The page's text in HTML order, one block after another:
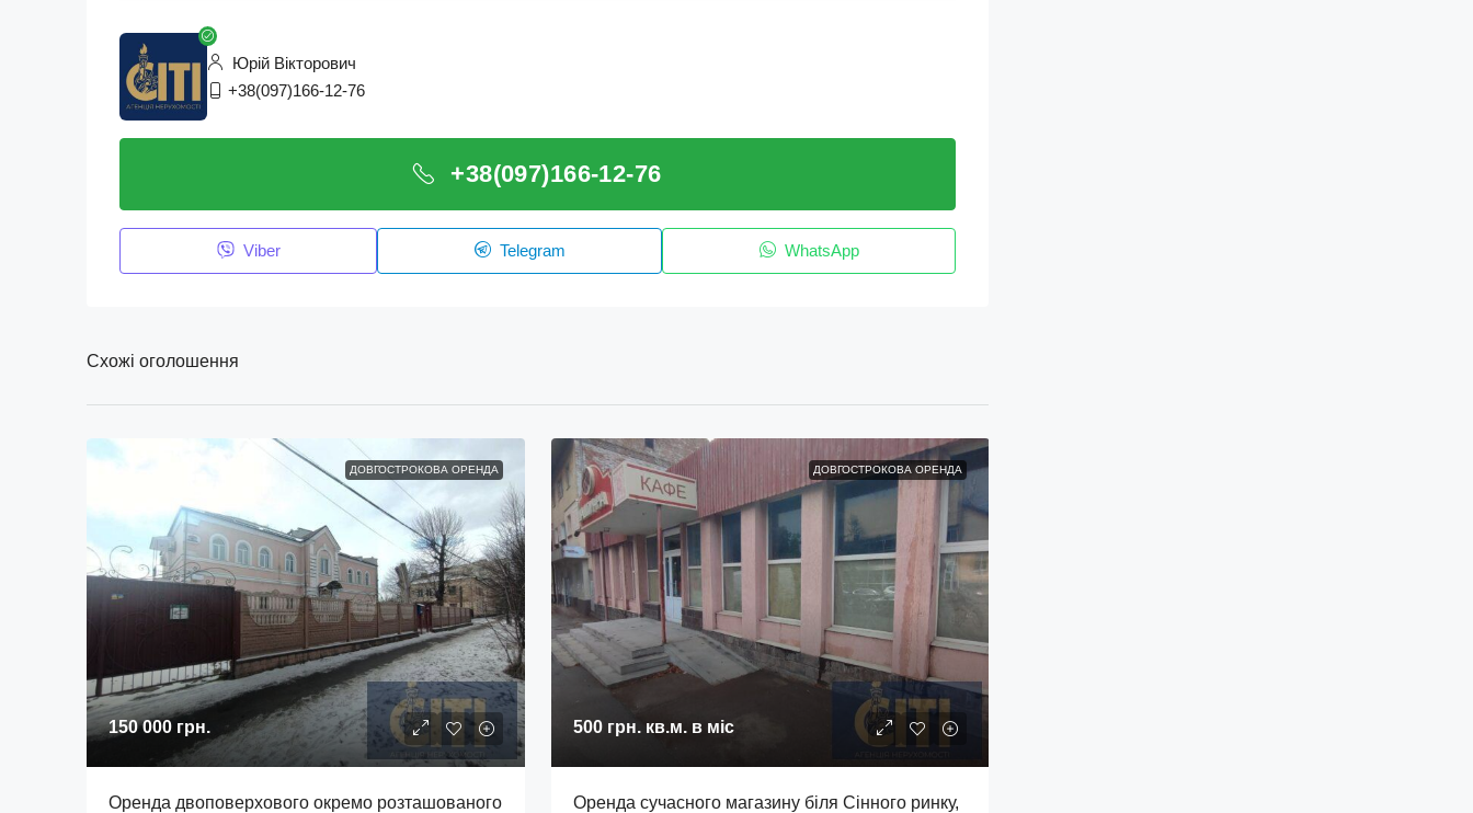
Юрій Вікторович
+38(097)166-12-76
+38(097)166-12-76
Viber Telegram WhatsApp
Схожі оголошення
ДОВГОСТРОКОВА ОРЕНДА
150 000 грн.
Оренда двоповерхового окремо розташованого
ДОВГОСТРОКОВА ОРЕНДА
500 грн.кв.м. в міс
Оренда сучасного магазину біля Сінного ринку,